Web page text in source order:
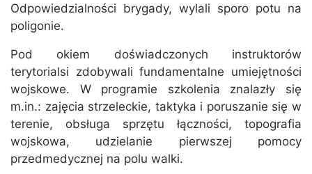
Odpowiedzialności brygady, wylali sporo potu na
poligonie.
Pod okiem doświadczonych instruktorów
terytorialsi zdobywali fundamentalne umiejętności
wojskowe. W programie szkolenia znalazły się
m.in.: zajęcia strzeleckie, taktyka i poruszanie się w
terenie, obsługa sprzętu łączności, topografia
wojskowa, udzielanie pierwszej pomocy
przedmedycznej na polu walki.